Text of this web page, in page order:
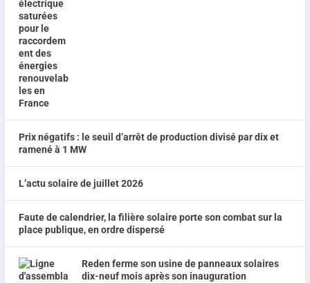
Prix négatifs : le seuil d’arrêt de production divisé par dix et
ramené à 1 MW
L’actu solaire de juillet 2026
Faute de calendrier, la filière solaire porte son combat sur la
place publique, en ordre dispersé
Reden ferme son usine de panneaux solaires
dix-neuf mois après son inauguration